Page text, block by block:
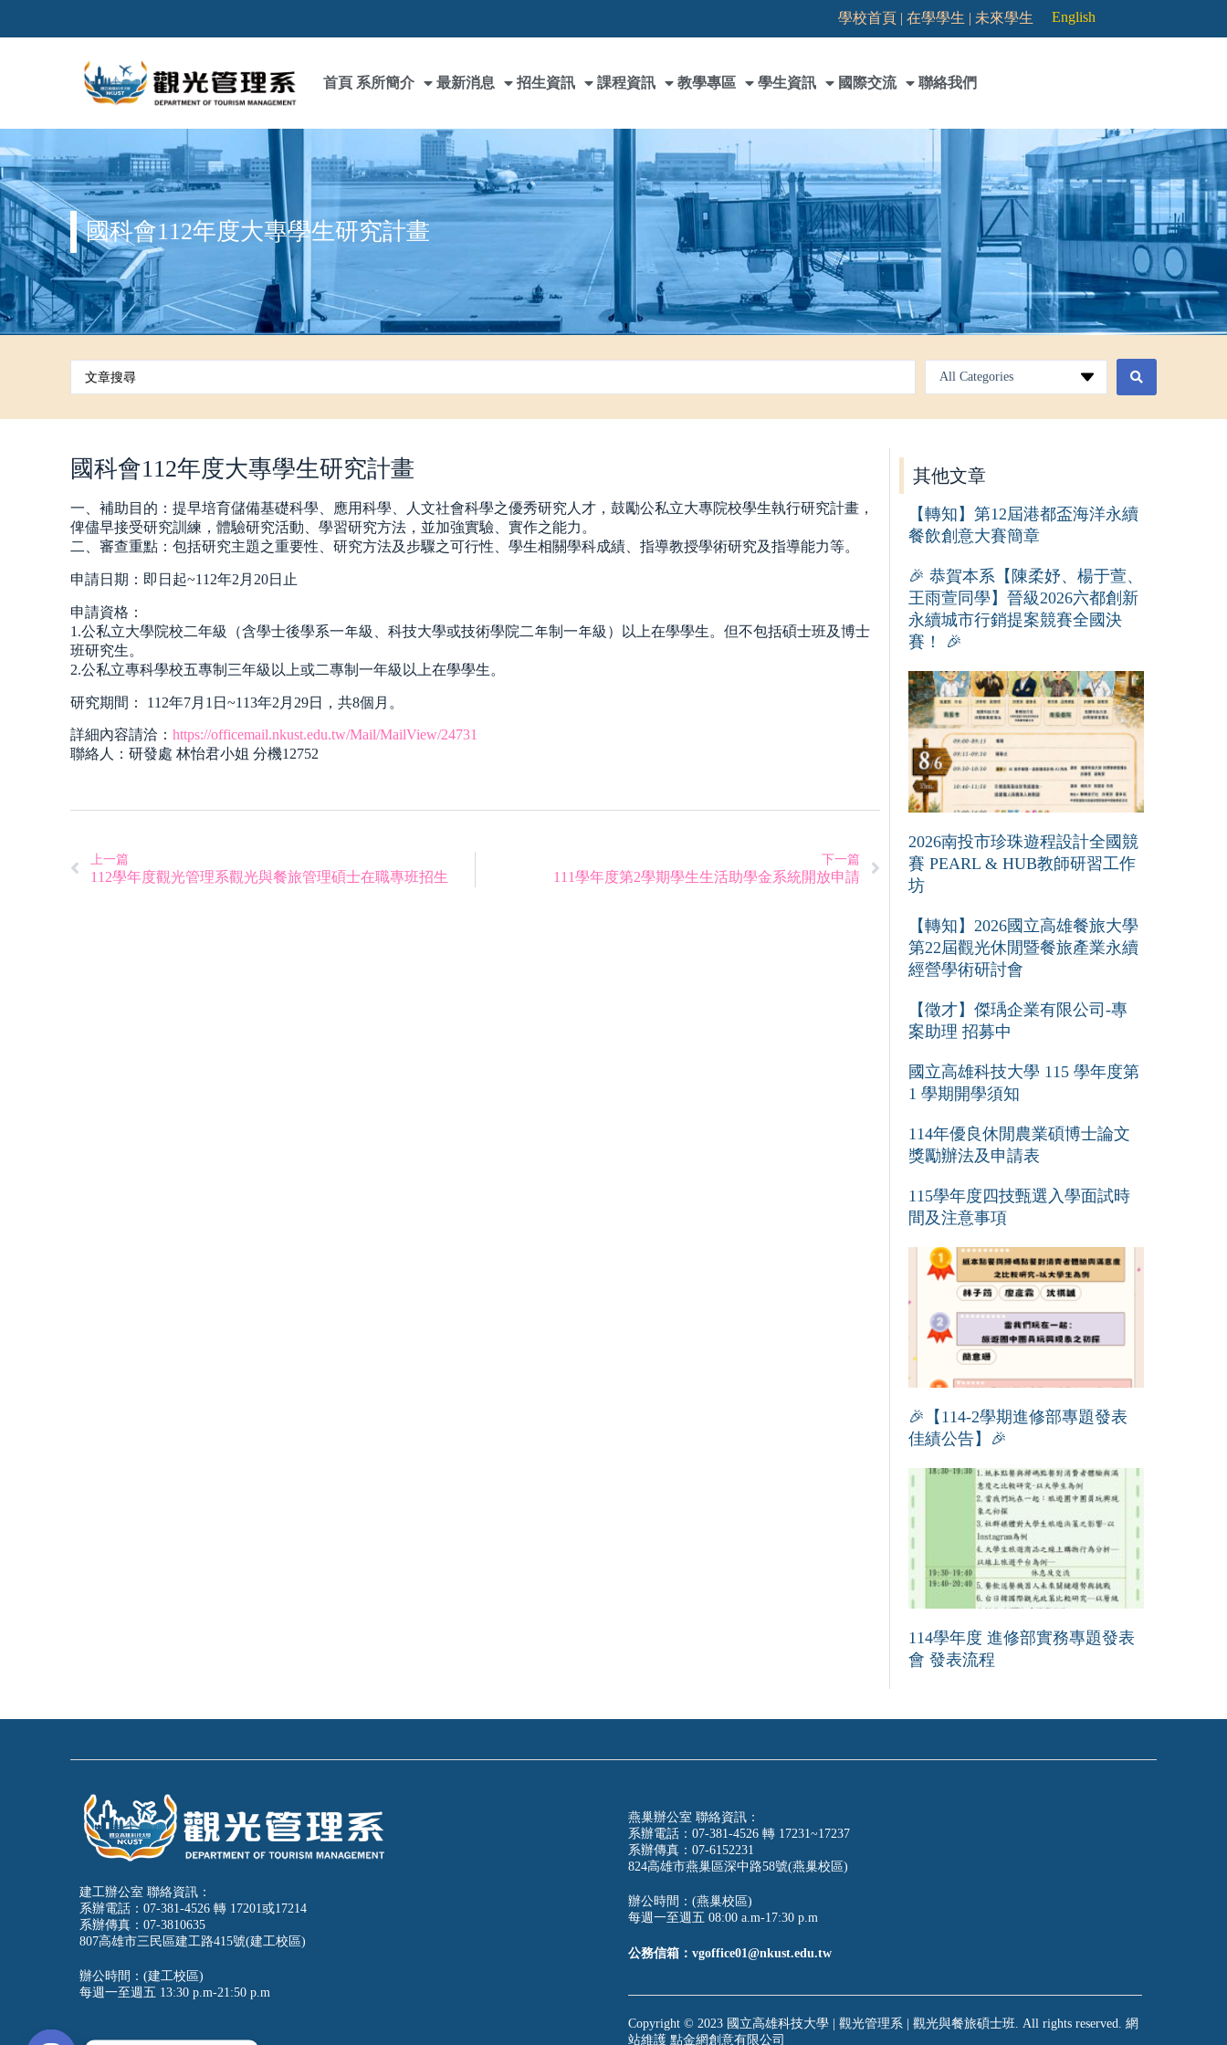
學校首頁 |在學學生 | 未來學生 English
首頁 系所簡介 最新消息 招生資訊 課程資訊 教學專區 學生資訊 國際交流 聯絡我們
國科會112年度大專學生研究計畫
All Categories
國科會112年度大專學生研究計畫
一、補助目的：提早培育儲備基礎科學、應用科學、人文社會科學之優秀研究人才，鼓勵公私立大專院校學生執行研究計畫，
俾儘早接受研究訓練，體驗研究活動、學習研究方法，並加強實驗、實作之能力。
二、審查重點：包括研究主題之重要性、研究方法及步驟之可行性、學生相關學科成績、指導教授學術研究及指導能力等。
申請日期：即日起~112年2月20日止
申請資格：
1.公私立大學院校二年級（含學士後學系一年級、科技大學或技術學院二年制一年級）以上在學學生。但不包括碩士班及博士
班研究生。
2.公私立專科學校五專制三年級以上或二專制一年級以上在學學生。
研究期間： 112年7月1日~113年2月29日，共8個月。
詳細內容請洽：https://officemail.nkust.edu.tw/Mail/MailView/24731
聯絡人：研發處 林怡君小姐 分機12752
上一篇
112學年度觀光管理系觀光與餐旅管理碩士在職專班招生
下一篇
111學年度第2學期學生生活助學金系統開放申請
其他文章
【轉知】第12屆港都盃海洋永續
餐飲創意大賽簡章
🎉 恭賀本系【陳柔妤、楊于萱、
王雨萱同學】晉級2026六都創新
永續城市行銷提案競賽全國決
賽！ 🎉
2026南投市珍珠遊程設計全國競
賽 PEARL & HUB教師研習工作
坊
【轉知】2026國立高雄餐旅大學
第22屆觀光休閒暨餐旅產業永續
經營學術研討會
【徵才】傑瑀企業有限公司-專
案助理 招募中
國立高雄科技大學 115 學年度第
1 學期開學須知
114年優良休閒農業碩博士論文
獎勵辦法及申請表
115學年度四技甄選入學面試時
間及注意事項
🎉【114-2學期進修部專題發表
佳績公告】🎉
114學年度 進修部實務專題發表
會 發表流程
建工辦公室 聯絡資訊：
系辦電話：07-381-4526 轉 17201或17214
系辦傳真：07-3810635
807高雄市三民區建工路415號(建工校區)
辦公時間：(建工校區)
每週一至週五 13:30 p.m-21:50 p.m
燕巢辦公室 聯絡資訊：
系辦電話：07-381-4526 轉 17231~17237
系辦傳真：07-6152231
824高雄市燕巢區深中路58號(燕巢校區)
辦公時間：(燕巢校區)
每週一至週五 08:00 a.m-17:30 p.m
公務信箱：vgoffice01@nkust.edu.tw
Copyright © 2023 國立高雄科技大學 | 觀光管理系 | 觀光與餐旅碩士班. All rights reserved. 網
站維護 點金網創意有限公司